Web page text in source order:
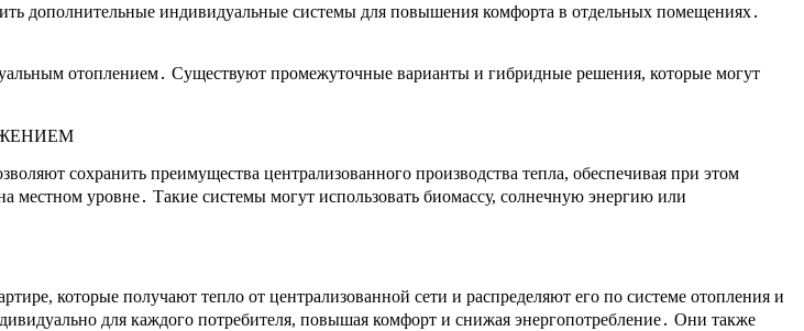
дополнительные индивидуальные системы для повышения комфорта в отдельных помещениях․
отоплением․ Существуют промежуточные варианты и гибридные решения, которые могут
сохранить преимущества централизованного производства тепла, обеспечивая при этом
местном уровне․ Такие системы могут использовать биомассу, солнечную энергию или
которые получают тепло от централизованной сети и распределяют его по системе отопления и
для каждого потребителя, повышая комфорт и снижая энергопотребление․ Они также